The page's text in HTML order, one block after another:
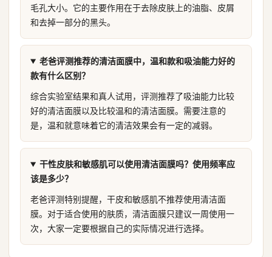
毛孔大小。它的主要作用在于去除皮肤上的油脂、皮屑
和去掉一部分的黑头。
老爸评测推荐的清洁面膜中，温和款和吸油能力好的
款有什么区别？
综合实验室结果和真人试用，评测推荐了吸油能力比较
好的清洁面膜以及比较温和的清洁面膜。需要注意的
是，温和就意味着它的清洁效果会有一定的减弱。
干性皮肤和敏感肌可以使用清洁面膜吗？使用频率应
该是多少？
老爸评测特别提醒，干皮和敏感肌不推荐使用清洁面
膜。对于适合使用的肤质，清洁面膜只建议一周使用一
次，大家一定要根据自己的实际情况进行选择。